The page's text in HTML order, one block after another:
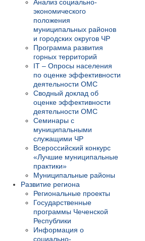
Анализ социально-
экономического
положения
муниципальных районов
и городских округов ЧР
Программа развития
горных территорий
IT – Опросы населения
по оценке эффективности
деятельности ОМС
Сводный доклад об
оценке эффективности
деятельности ОМС
Семинары с
муниципальными
служащими ЧР
Всероссийский конкурс
«Лучшие муниципальные
практики»
Муниципальные районы
Развитие региона
Региональные проекты
Государственные
программы Чеченской
Республики
Информация о
социально-